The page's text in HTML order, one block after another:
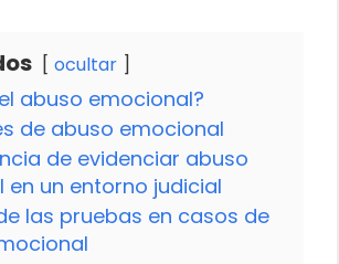
ocultar
abuso emocional?
de abuso emocional
de evidenciar abuso
en un entorno judicial
las pruebas en casos de